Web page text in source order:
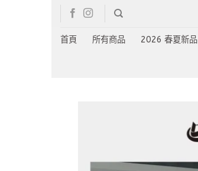
Skip
to
content
首頁 所有商品 2026 春夏新品